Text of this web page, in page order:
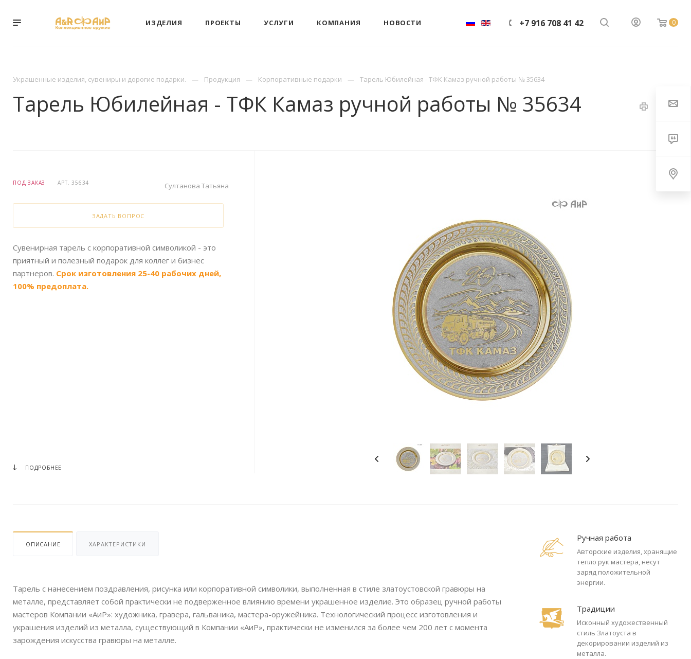
0
+7 916 708 41 42
ИЗДЕЛИЯ ПРОЕКТЫ УСЛУГИ КОМПАНИЯ НОВОСТИ
Украшенные изделия, сувениры и дорогие подарки. Продукция Корпоративные подарки Тарель Юбилейная - ТФК Камаз ручной работы № 35634
Тарель Юбилейная - ТФК Камаз ручной работы № 35634
ПОД ЗАКАЗ АРТ.35634 Султанова Татьяна
ЗАДАТЬ ВОПРОС
Сувенирная тарель с корпоративной символикой - это
приятный и полезный подарок для коллег и бизнес
партнеров. Срок изготовления 25-40 рабочих дней,
100% предоплата.
ПОДРОБНЕЕ
Ручная работа
Авторские изделия, хранящие
тепло рук мастера, несут
заряд положительной
энергии.
Традиции
Исконный художественный
стиль Златоуста в
декорировании изделий из
металла.
ОПИСАНИЕ ХАРАКТЕРИСТИКИ
Тарель с нанесением поздравления, рисунка или корпоративной символики, выполненная в стиле златоустовской гравюры на
металле, представляет собой практически не подверженное влиянию времени украшенное изделие. Это образец ручной работы
мастеров Компании «АиР»: художника, гравера, гальваника, мастера-оружейника. Технологический процесс изготовления и
украшения изделий из металла, существующий в Компании «АиР», практически не изменился за более чем 200 лет с момента
зарождения искусства гравюры на металле.